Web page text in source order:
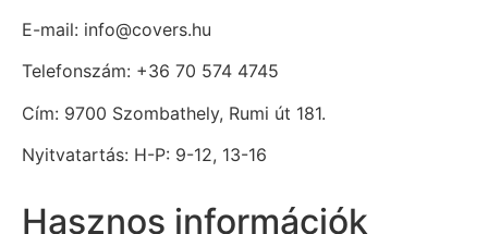
E-mail: info@covers.hu
Telefonszám: +36 70 574 4745
Cím: 9700 Szombathely, Rumi út 181.
Nyitvatartás: H-P: 9-12, 13-16
Hasznos információk